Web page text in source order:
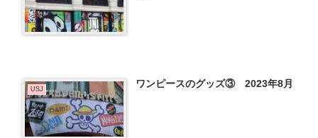
USJ ワンピースのグッズ③ 2023年8月